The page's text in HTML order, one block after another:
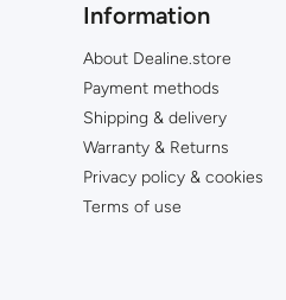
Information
About Dealine.store
Payment methods
Shipping & delivery
Warranty & Returns
Privacy policy & cookies
Terms of use